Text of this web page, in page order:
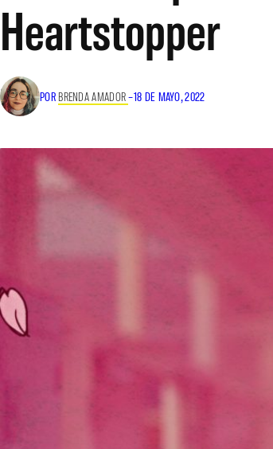
Heartstopper
POR BRENDA AMADOR–18 DE MAYO, 2022